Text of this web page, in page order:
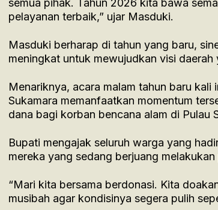
pelayanan terbaik,” ujar Masduki.
Masduki berharap di tahun yang baru,
meningkat untuk mewujudkan visi daerah
Menariknya, acara malam tahun baru
Sukamara memanfaatkan momentum
dana bagi korban bencana alam di Pulau
Bupati mengajak seluruh warga yang
mereka yang sedang berjuang
“Mari kita bersama berdonasi. Kita
musibah agar kondisinya segera pulih